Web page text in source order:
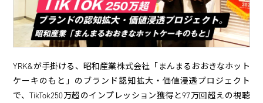
YRK&が手掛ける、昭和産業株式会社「まんまるおおきなホット
ケーキのもと」のブランド認知拡大・価値浸透プロジェクト
で、TikTok250万超のインプレッション獲得と97万回超えの視聴